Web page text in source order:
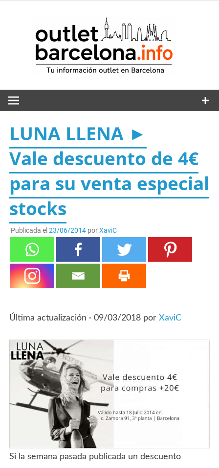
LUNA LLENA ►
Vale descuento de 4€
para su venta especial
stocks
Publicada el 23/06/2014porXaviC
Última actualización · 09/03/2018 porXaviC
Si la semana pasada publicada un descuento